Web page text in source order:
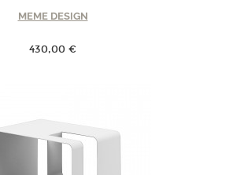
MEME DESIGN
430,00 €